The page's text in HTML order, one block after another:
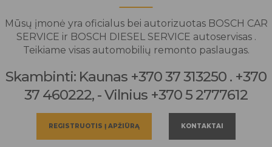
Mūsų įmonė yra oficialus bei autorizuotas BOSCH CAR
SERVICE ir BOSCH DIESEL SERVICE autoservisas .
Teikiame visas automobilių remonto paslaugas.
Skambinti: Kaunas +370 37 313250 . +370
37 460222, - Vilnius +370 5 2777612
REGISTRUOTIS Į APŽIŪRĄ KONTAKTAI